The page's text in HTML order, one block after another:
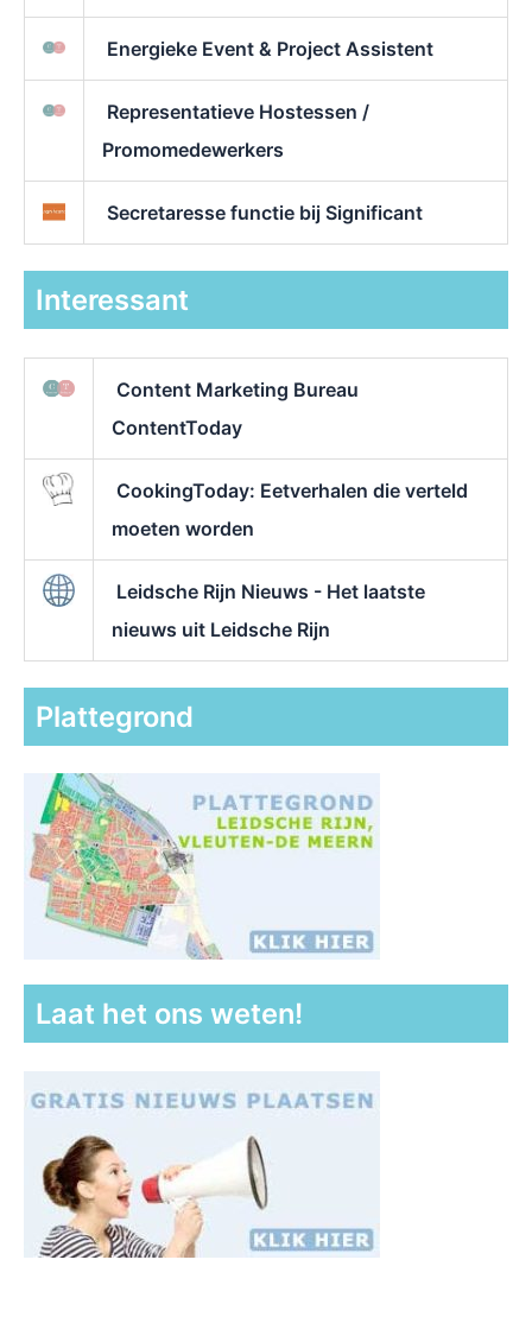
Energieke Event & Project Assistent
Representatieve Hostessen /
Promomedewerkers
Secretaresse functie bij Significant
Interessant
Content Marketing Bureau
ContentToday
CookingToday: Eetverhalen die verteld
moeten worden
Leidsche Rijn Nieuws - Het laatste
nieuws uit Leidsche Rijn
Plattegrond
Laat het ons weten!